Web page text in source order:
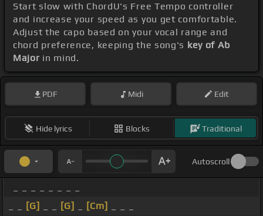
Start slow with ChordU's Free Tempo controller
and increase your speed as you get comfortable.
Adjust the capo based on your vocal range and
chord preference, keeping the song's key of Ab
Major in mind.
PDF Midi Edit
Hide lyrics Blocks Traditional
Autoscroll
[G] [G] [Cm]